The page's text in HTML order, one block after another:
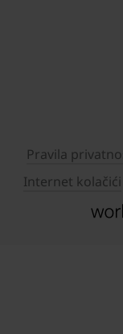
Pravila
Internet kolačići